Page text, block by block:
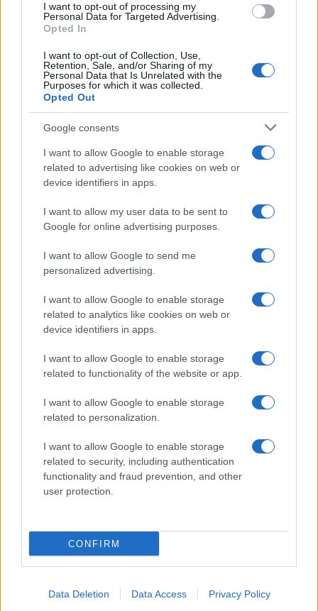
I want to opt-out of processing my
Personal Data for Targeted Advertising.
Opted In
I want to opt-out of Collection, Use,
Retention, Sale, and/or Sharing of my
Personal Data that Is Unrelated with the
Purposes for which it was collected.
Opted Out
Google consents
I want to allow Google to enable storage
related to advertising like cookies on web or
device identifiers in apps.
I want to allow my user data to be sent to
Google for online advertising purposes.
I want to allow Google to send me
personalized advertising.
I want to allow Google to enable storage
related to analytics like cookies on web or
device identifiers in apps.
I want to allow Google to enable storage
related to functionality of the website or app.
I want to allow Google to enable storage
related to personalization.
I want to allow Google to enable storage
related to security, including authentication
functionality and fraud prevention, and other
user protection.
CONFIRM
Data Deletion Data Access Privacy Policy
NECROLOGIE
Mario Malu
Paolo Pinna
Martina Agostina Diturco
I nostri cari
I nostri cari
Giovannimaria Cabras
Invia un Comunicato Stampa